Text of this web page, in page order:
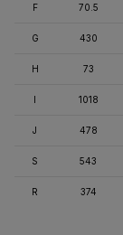
F 70.5
G 430
H 73
I 1018
J 478
S 543
R 374